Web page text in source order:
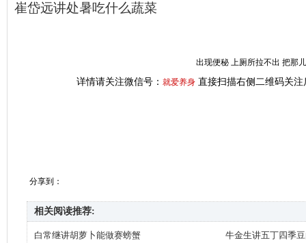
崔岱远讲处暑吃什么蔬菜
出现便秘 上厕所拉不出 把那
详情请关注微信号： 就爱养身 直接扫描右侧二维码关注
分享到：
相关阅读推荐:
白常继讲胡萝卜能做赛螃蟹
牛金生讲五丁四季